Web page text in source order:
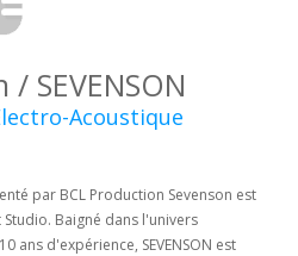
SEVENSON
Acoustique
par BCL Production Sevenson est
Baigné dans l'univers
ans d'expérience, SEVENSON est